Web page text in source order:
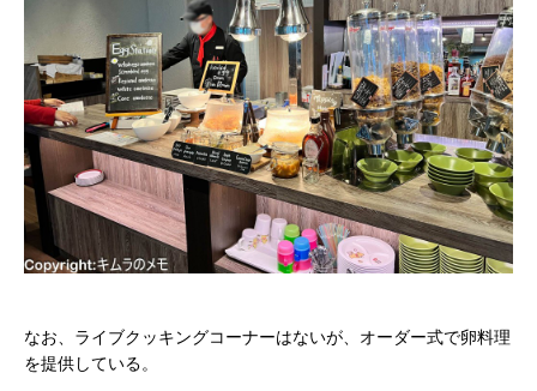
なお、ライブクッキングコーナーはないが、オーダー式で卵料理
を提供している。